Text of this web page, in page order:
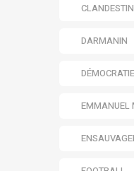
DARMANIN
DÉMOCRATIE
EMMANUEL